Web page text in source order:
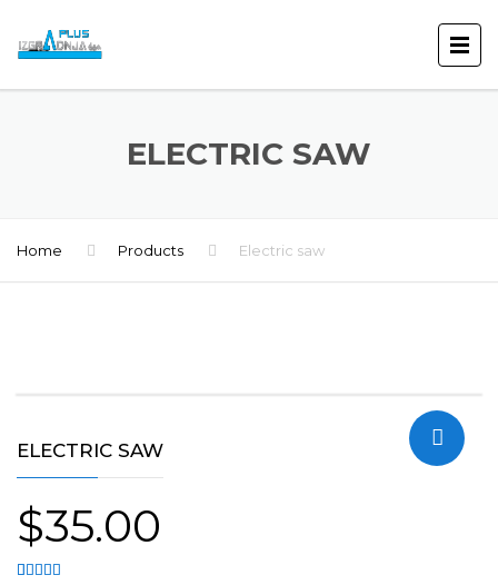
ELECTRIC SAW
Home Products Electric saw
ELECTRIC SAW
$35.00